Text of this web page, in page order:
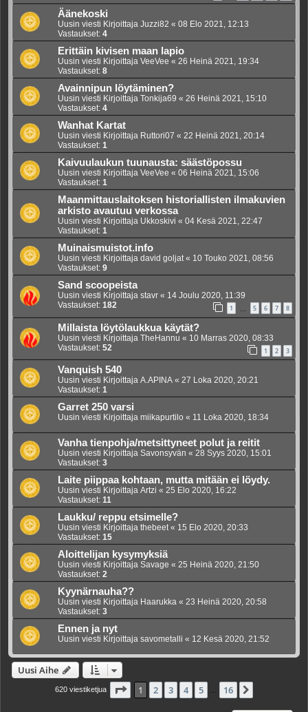
Äänekoski
Uusin viesti Kirjoittaja Juzzi82 « 08 Elo 2021, 12:13
Vastaukset: 4
Erittäin kivisen maan lapio
Uusin viesti Kirjoittaja VeeVee « 26 Heinä 2021, 19:34
Vastaukset: 8
Avainnipun löytäminen?
Uusin viesti Kirjoittaja Tonkija69 « 26 Heinä 2021, 15:10
Vastaukset: 4
Wanhat Kartat
Uusin viesti Kirjoittaja Ruttori07 « 22 Heinä 2021, 20:14
Vastaukset: 1
Kaivuulaukun tuunausta: säästöpossu
Uusin viesti Kirjoittaja VeeVee « 06 Heinä 2021, 15:06
Vastaukset: 1
Maanmittauslaitoksen historiallisten ilmakuvien
arkisto avautuu verkossa
Uusin viesti Kirjoittaja Ukkoskivi « 04 Kesä 2021, 22:47
Vastaukset: 1
Muinaismuistot.info
Uusin viesti Kirjoittaja david goljat« 10 Touko 2021, 08:56
Vastaukset: 9
Sand scoopeista
Uusin viesti Kirjoittaja stavr « 14 Joulu 2020, 11:39
Vastaukset: 182 1 5 6 7 8
Millaista löytölaukkua käytät?
Uusin viesti Kirjoittaja TheHannu « 10 Marras 2020, 08:33
Vastaukset: 52 1 2 3
Vanquish 540
Uusin viesti Kirjoittaja A.APINA « 27 Loka 2020, 20:21
Vastaukset: 1
Garret 250 varsi
Uusin viesti Kirjoittaja miikapurtilo « 11 Loka 2020, 18:34
Vanha tienpohja/metsittyneet polut ja reitit
Uusin viesti Kirjoittaja Savonsyvän « 28 Syys 2020, 15:01
Vastaukset: 3
Laite piippaa kohtaan, mutta mitään ei löydy.
Uusin viesti Kirjoittaja Artzi « 25 Elo 2020, 16:22
Vastaukset: 11
Laukku/ reppu etsimelle?
Uusin viesti Kirjoittaja thebeet« 15 Elo 2020, 20:33
Vastaukset: 15
Aloittelijan kysymyksiä
Uusin viesti Kirjoittaja Savage « 25 Heinä 2020, 21:50
Vastaukset: 2
Kyynärnauha??
Uusin viesti Kirjoittaja Haarukka « 23 Heinä 2020, 20:58
Vastaukset: 3
Ennen ja nyt
Uusin viesti Kirjoittaja savometalli « 12 Kesä 2020, 21:52
Uusi Aihe
620 viestiketjua Sivu /16
1 2 3 4 5 … 16